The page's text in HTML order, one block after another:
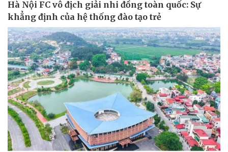
Pháp luật
Vụ án
Tin nóng
Tư vấn luật
Quân sự - Quốc phòng
Vũ khí
Việt Nam
Phân tích